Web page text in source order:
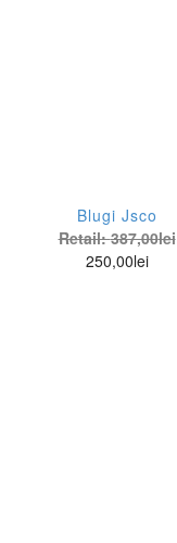
Blugi Jsco
Retail:387,00lei
250,00lei